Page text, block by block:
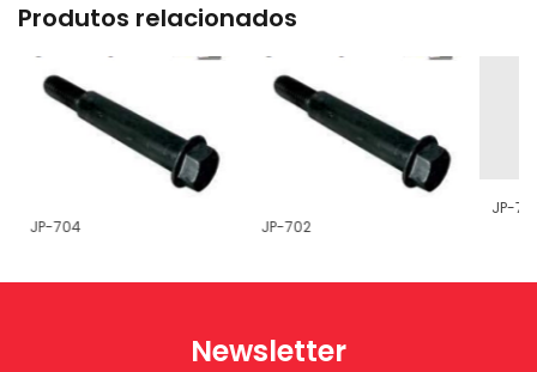
Produtos relacionados
JP-704 JP-702
JP-701
Newsletter